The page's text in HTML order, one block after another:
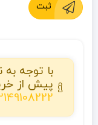
ثبت
با توجه به
پیش از